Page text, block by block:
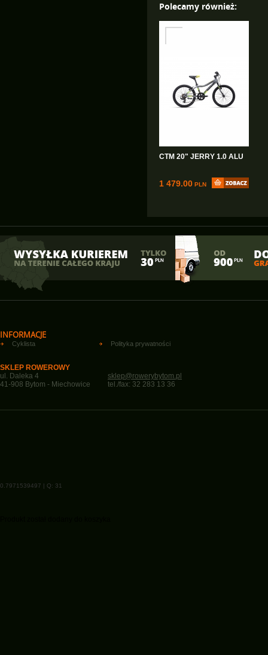
Polecamy również:
CTM 20" JERRY 1.0 ALU
1 479.00 PLN
INFORMACJE
Cyklista Polityka prywatności
SKLEP ROWEROWY
ul. Daleka 4
41-908 Bytom - Miechowice
sklep@rowerybytom.pl
tel./fax: 32 283 13 36
0.7971539497 | Q: 31